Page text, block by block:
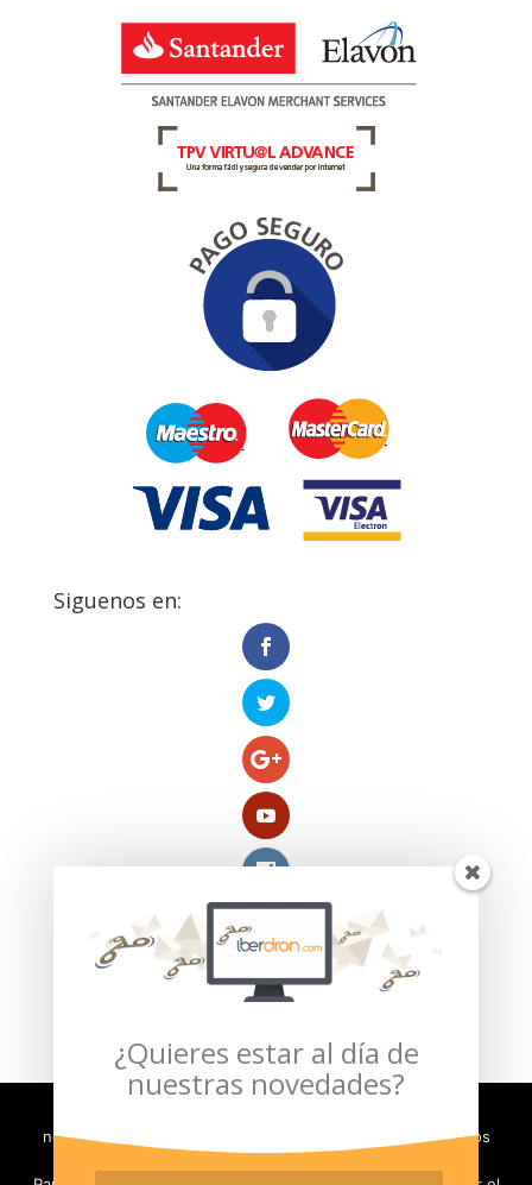
Siguenos en:
Compra segura verificada por:
¿Quieres estar al día de
nuestras novedades?
necesitamos almacenar en su ordenador pequeños archivos